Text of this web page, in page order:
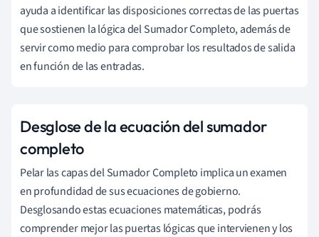
ayuda a identificar las disposiciones correctas de las puertas
que sostienen la lógica del Sumador Completo, además de
servir como medio para comprobar los resultados de salida
en función de las entradas.
Desglose de la ecuación del sumador
completo
Pelar las capas del Sumador Completo implica un examen
en profundidad de sus ecuaciones de gobierno.
Desglosando estas ecuaciones matemáticas, podrás
comprender mejor las puertas lógicas que intervienen y los